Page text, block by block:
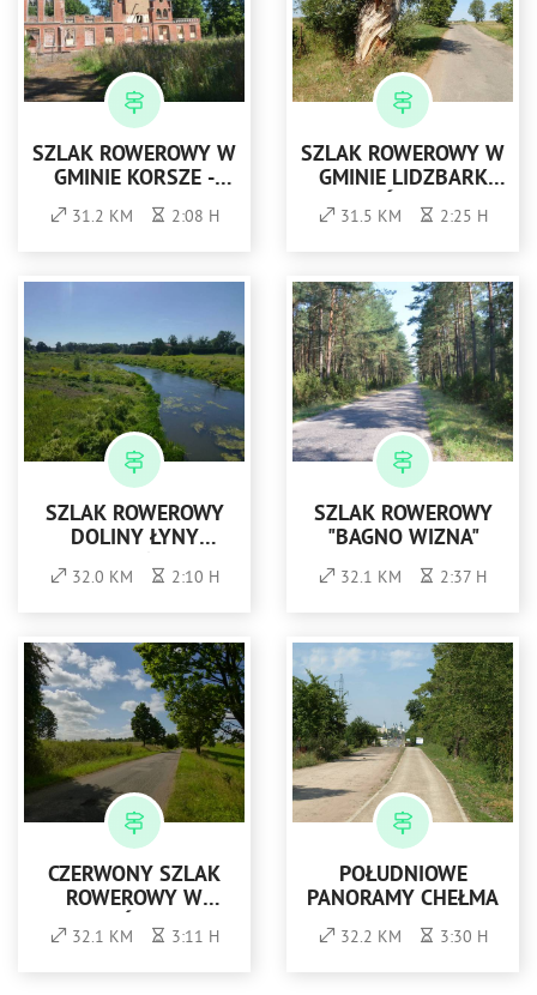
SZLAK ROWEROWY W
GMINIE KORSZE -
ZIELONY
31.2 KM 2:08 H
SZLAK ROWEROWY W
GMINIE LIDZBARK
WARMIŃSKI NR 5 -
CZERWONY
31.5 KM 2:25 H
SZLAK ROWEROWY
DOLINY ŁYNY
(ZIELONY)
32.0 KM 2:10 H
SZLAK ROWEROWY
"BAGNO WIZNA"
32.1 KM 2:37 H
CZERWONY SZLAK
ROWEROWY W
NADLEŚNICTWIE
SROKOWO
32.1 KM 3:11 H
POŁUDNIOWE
PANORAMY CHEŁMA
32.2 KM 3:30 H